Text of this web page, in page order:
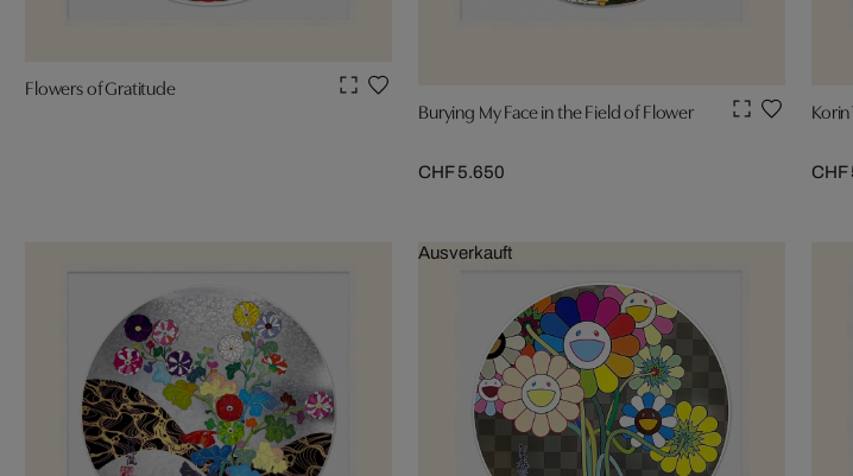
Flowers of Gratitude
Burying My Face in the Field of Flower
CHF 5.650 CHF
Ausverkauft